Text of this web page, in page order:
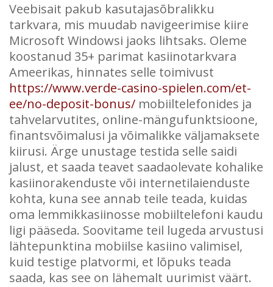
Veebisait pakub kasutajasõbralikku
tarkvara, mis muudab navigeerimise kiire
Microsoft Windowsi jaoks lihtsaks. Oleme
koostanud 35+ parimat kasiinotarkvara
Ameerikas, hinnates selle toimivust
https://www.verde-casino-spielen.com/et-
ee/no-deposit-bonus/ mobiiltelefonides ja
tahvelarvutites, online-mängufunktsioone,
finantsvõimalusi ja võimalikke väljamaksete
kiirusi. Ärge unustage testida selle saidi
jalust, et saada teavet saadaolevate kohalike
kasiinorakenduste või internetilaienduste
kohta, kuna see annab teile teada, kuidas
oma lemmikkasiinosse mobiiltelefoni kaudu
ligi pääseda. Soovitame teil lugeda arvustusi
lähtepunktina mobiilse kasiino valimisel,
kuid testige platvormi, et lõpuks teada
saada, kas see on lähemalt uurimist väärt.